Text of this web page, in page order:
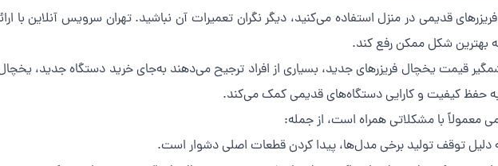
قدیمی در منزل استفاده می‌کنید، دیگر نگران تعمیرات آن نباشید. تهران سرویس آنلاین
بهترین شکل ممکن رفع کند.
قیمت یخچال فریزرهای جدید، بسیاری از افراد ترجیح می‌دهند به‌جای خرید دستگاه جدید،
حفظ کیفیت و کارایی دستگاه‌های قدیمی کمک می‌کند.
معمولاً با مشکلاتی همراه است، از جمله:
توقف تولید برخی مدل‌ها، پیدا کردن قطعات اصلی دشوار است.